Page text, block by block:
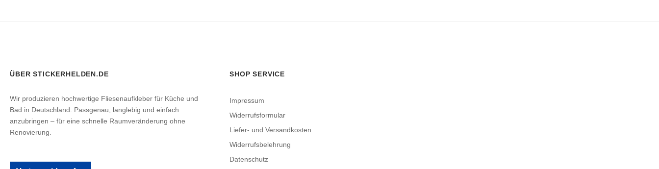
ÜBER STICKERHELDEN.DE
Wir produzieren hochwertige Fliesenaufkleber für Küche und
Bad in Deutschland. Passgenau, langlebig und einfach
anzubringen – für eine schnelle Raumveränderung ohne
Renovierung.
SHOP SERVICE
Impressum
Widerrufsformular
Liefer- und Versandkosten
Widerrufsbelehrung
Datenschutz